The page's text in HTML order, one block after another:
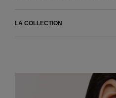
LA COLLECTION